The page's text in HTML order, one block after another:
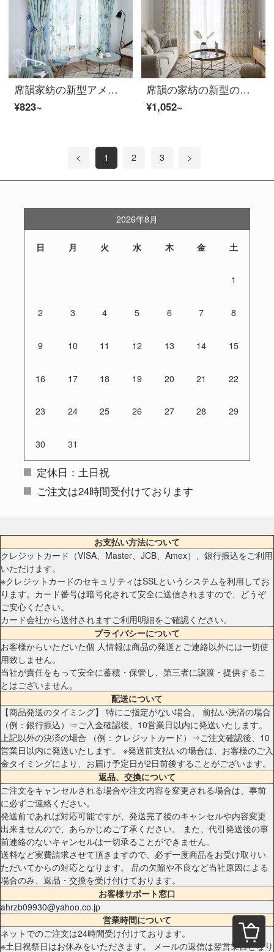
席韻家紡の新型アメリカ式植物プリントのカーテン北欧ins綿麻プリントの半遮光カーテンの布地は完成品を注文することができます。北欧のシンプルなスタイルのカーテンの落葉がちらつきます。青オーダーメイドの幅は1メートル*高さ2.7メートルの単価（ナノリング）が高くなります。
¥823~
席韻の家紡の新型のカーテンは清新で田園の厚い綿麻のカーテンの客間の寝室のカーテンを注文して作らせて、幅1メートル*高さ2.7メートルの単価(ナノリング)を高くすることができます。
¥1,052~
< 1 2 3 >
2026年8月
日 月 火 水 木 金 土
1
2 3 4 5 6 7 8
9 10 11 12 13 14 15
16 17 18 19 20 21 22
23 24 25 26 27 28 29
30 31
定休日：土日祝
ご注文は24時間受付けております
お支払い方法について
クレジットカード（VISA、Master、JCB、Amex）、銀行振込をご利用
いただけます。
※クレジットカードのセキュリティはSSLというシステムを利用してお
ります。カード番号は暗号化されて安全に送信されますので、どうぞ
ご安心ください。
カード会社から送付されますご利用明細をご確認ください。
プライバシーについて
お客様からいただいた個 人情報は商品の発送とご連絡以外には一切使
用致しません。
当社が責任をもって安全に蓄積・保管し、第三者に譲渡・提供するこ
とはございません。
配送について
【商品発送のタイミング】 特にご指定がない場合、 前払い決済の場合
（例：銀行振込）⇒ご入金確認後、10営業日以内に発送いたします。
上記以外の決済の場合 （例：クレジットカード）⇒ご注文確認後、10
営業日以内に発送いたします。 ※発送前支払いの場合は、お客様のご入
金タイミングにより、お届け予定日が2日前後することがございます。
返品、交換について
ご注文をキャンセルされる場合や注文内容を変更される場合は、事前
に必ずご連絡ください。
発送前であれば対応可能ですが、発送完了後のキャンセルや内容変更
出来ませんので、あらかじめご了承ください。 また、代引発送後の事
前連絡のないキャンセルは一切承ることができません。
送料など実費請求させて頂きますので、必ず一度商品をお受け取りい
ただいてからの対応となります。 品の欠陥や不良など当社原因による
場合のみ、返品・交換を受け付けております。
お客様サポート窓口
ahrzb09930@yahoo.co.jp
営業時間について
ネットでのご注文は24時間受け付けております。
※土日祝祭日はお休みをいただきます。 メールの返信は翌営業日となり